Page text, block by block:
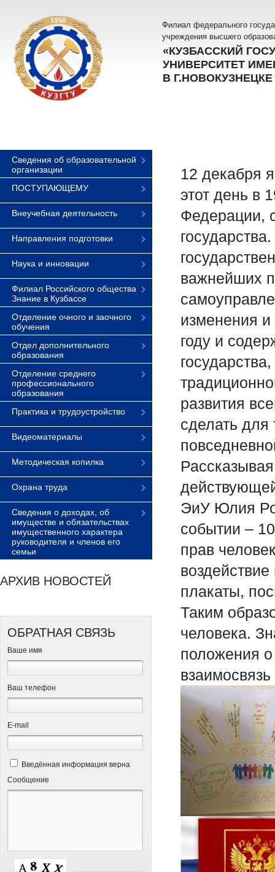
Филиал федерального
учреждения высшего
«КУЗБАССКИЙ
УНИВЕРСИТЕТ
В Г.НОВОКУЗНЕЦКЕ
Сведения об образовательной
организации
ПОСТУПАЮЩЕМУ
Внеучебная деятельность
Направления подготовки
Наука и инновации
Филиал Российского общества
Знание в Кузбассе
Отделение очного и заочного
обучения
Отдел дополнительного
образования
Отделение среднего
профессионального
образования
Практика и трудоустройство
Видеоматериалы
Методическая копилка
Охрана труда
Сведения о доходах, об
имуществе и обязательствах
имущественного характера
руководителя и членов его
семьи
АРХИВ НОВОСТЕЙ
ОБРАТНАЯ СВЯЗЬ
Ваше имя
Ваш телефон
Е-mail
Введённая информация верна
Сообщение
12 декабря
этот день в
Федерации,
важнейших
изменения
году и
развития
сделать для
ЭиУ Юлия
событии –
прав
плакаты,
Таким
человека.
положения о